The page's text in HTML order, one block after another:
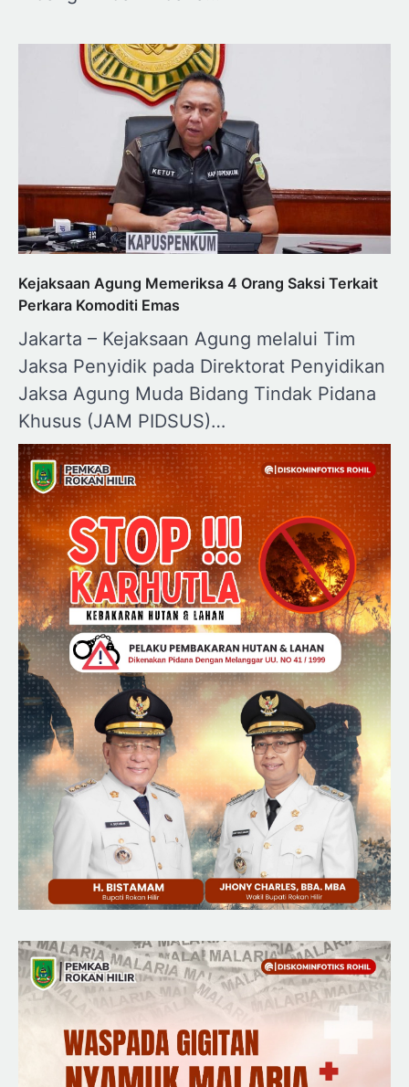
Kejaksaan Agung Memeriksa 4 Orang Saksi Terkait
Perkara Komoditi Emas
Jakarta – Kejaksaan Agung melalui Tim
Jaksa Penyidik pada Direktorat Penyidikan
Jaksa Agung Muda Bidang Tindak Pidana
Khusus (JAM PIDSUS)…